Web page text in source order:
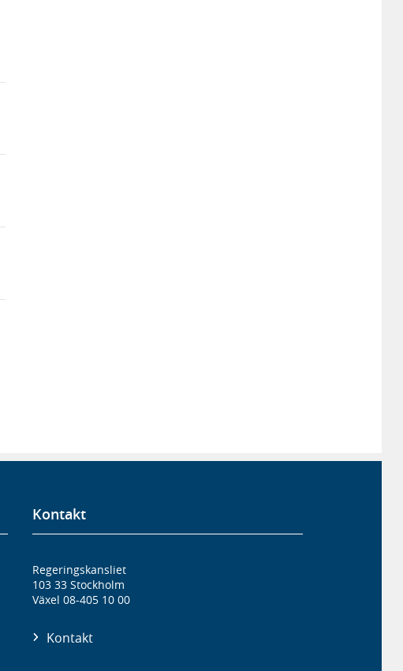
Kontakt
Regeringskansliet
103 33 Stockholm
Växel 08-405 10 00
Kontakt